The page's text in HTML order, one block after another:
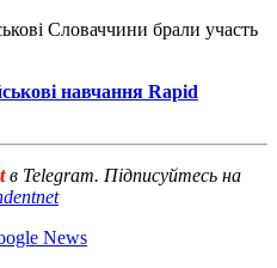
Словаччини брали участь
навчання Rapid
в Telegram. Підписуйтесь на
News